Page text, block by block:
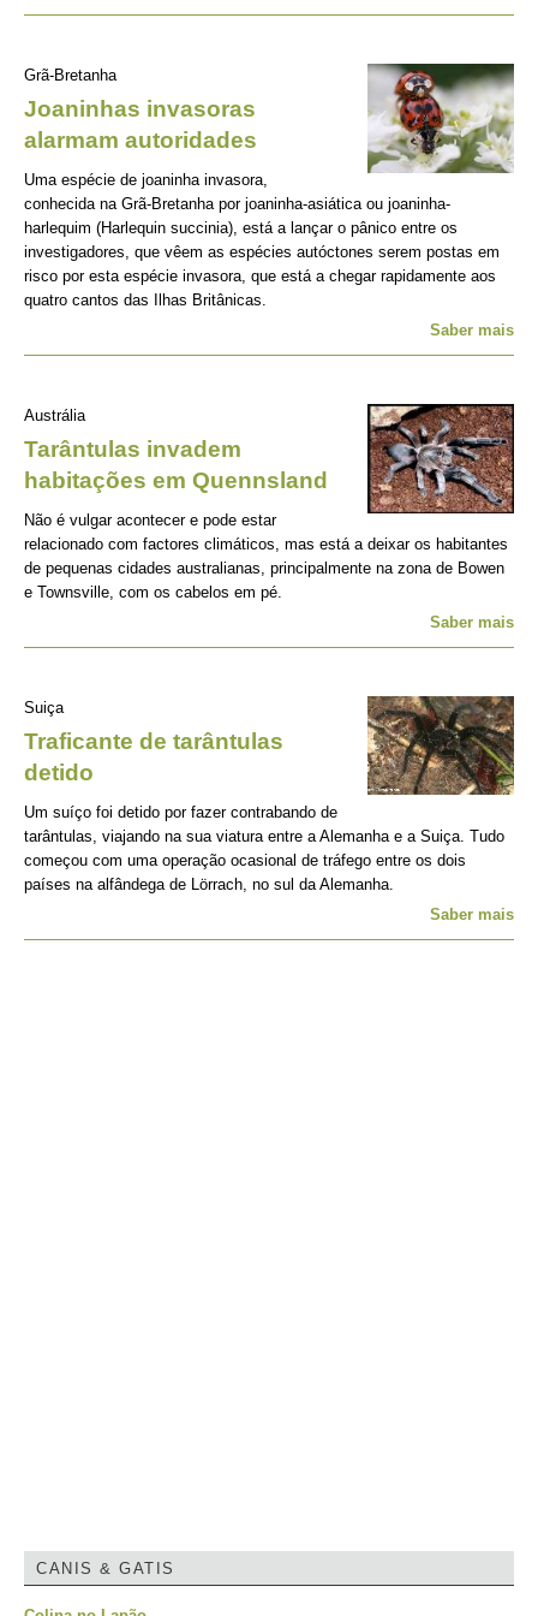
Grã-Bretanha
Joaninhas invasoras
alarmam autoridades
Uma espécie de joaninha invasora,
conhecida na Grã-Bretanha por joaninha-asiática ou joaninha-
harlequim (Harlequin succinia), está a lançar o pânico entre os
investigadores, que vêem as espécies autóctones serem postas em
risco por esta espécie invasora, que está a chegar rapidamente aos
quatro cantos das Ilhas Britânicas.
Saber mais
Austrália
Tarântulas invadem
habitações em Quennsland
Não é vulgar acontecer e pode estar
relacionado com factores climáticos, mas está a deixar os habitantes
de pequenas cidades australianas, principalmente na zona de Bowen
e Townsville, com os cabelos em pé.
Saber mais
Suiça
Traficante de tarântulas
detido
Um suíço foi detido por fazer contrabando de
tarântulas, viajando na sua viatura entre a Alemanha e a Suiça. Tudo
começou com uma operação ocasional de tráfego entre os dois
países na alfândega de Lörrach, no sul da Alemanha.
Saber mais
CANIS & GATIS